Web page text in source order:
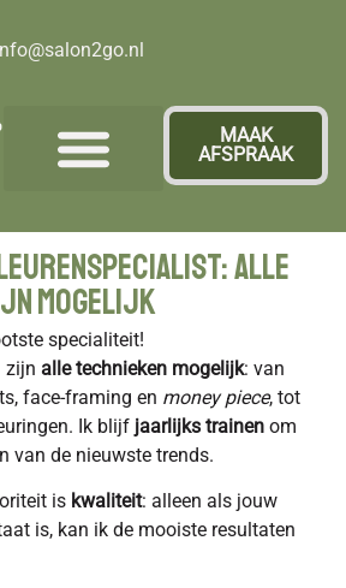
MAAK
AFSPRAAK
Alle
Mogelijk
specialiteit!
zijn alle technieken mogelijk: van
face-framing en money piece, tot
Ik blijf jaarlijks trainen om
van de nieuwste trends.
is kwaliteit: alleen als jouw
is, kan ik de mooiste resultaten